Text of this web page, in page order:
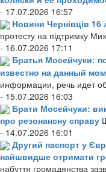
- 17.07.2026 16:57
Новини Чернівців 16
протесту на підтримку
- 16.07.2026 17:11
Братья Мосейчуки:
известно на данный
информации, речь идет
- 15.07.2026 16:03
Брати Мосейчуки:
про резонансну справу
- 14.07.2026 16:01
Другий паспорт у
найшвидше отримати
набуття громадянства